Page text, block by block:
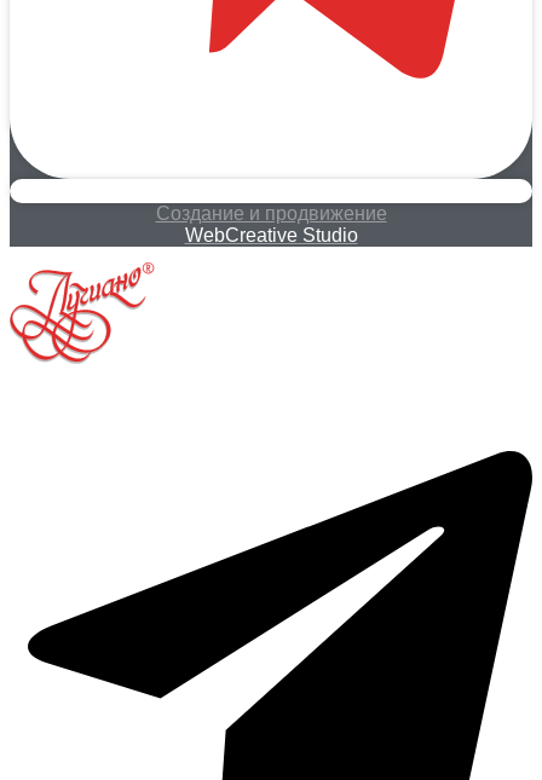
Создание и продвижение
WebCreative Studio